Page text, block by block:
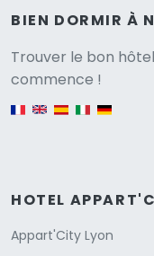
BIEN DORMIR À
Trouver le bon
commence !
HOTEL
Appart'City Lyon